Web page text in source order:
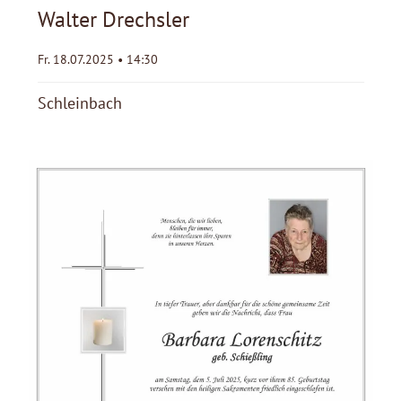
Walter Drechsler
Fr. 18.07.2025 • 14:30
Schleinbach